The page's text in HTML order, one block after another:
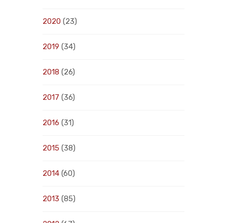
2020 (23)
2019 (34)
2018 (26)
2017 (36)
2016 (31)
2015 (38)
2014 (60)
2013 (85)